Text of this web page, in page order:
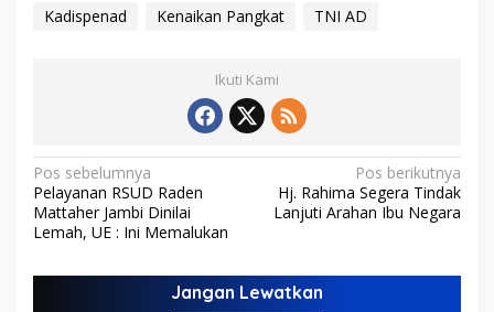
Kadispenad Kenaikan Pangkat TNI AD
Ikuti Kami
N
a
v
i
Pos sebelumnya
Pelayanan RSUD Raden
Mattaher Jambi Dinilai
Lemah, UE : Ini Memalukan
Pos berikutnya
Hj. Rahima Segera Tindak
Lanjuti Arahan Ibu Negara
Jangan Lewatkan